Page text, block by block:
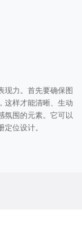
现力。首先要确保图
这样才能清晰、生动
氛围的元素。它可以
位设计。